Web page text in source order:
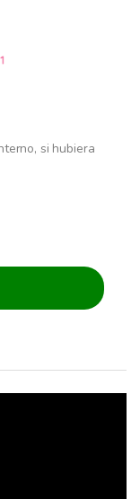
si hubiera